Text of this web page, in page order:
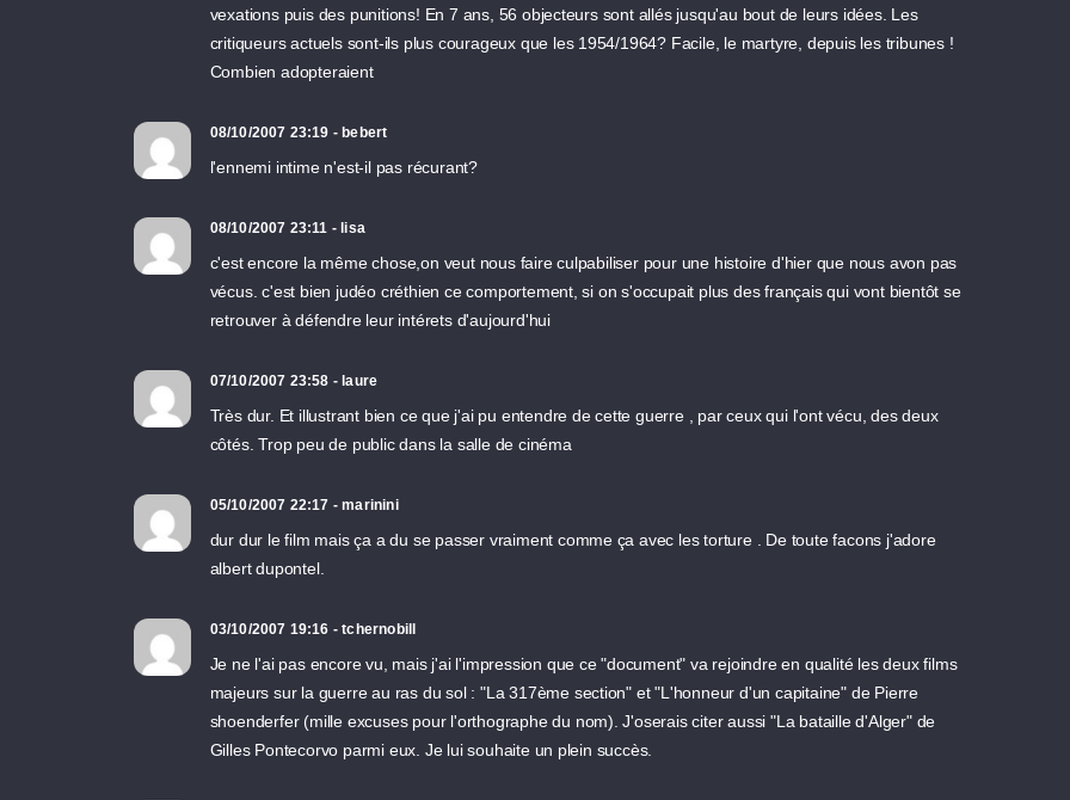
vexations puis des punitions! En 7 ans, 56 objecteurs sont allés jusqu'au bout de leurs idées. Les
critiqueurs actuels sont-ils plus courageux que les 1954/1964? Facile, le martyre, depuis les tribunes !
Combien adopteraient
08/10/2007 23:19 - bebert
l'ennemi intime n'est-il pas récurant?
08/10/2007 23:11 - lisa
c'est encore la même chose,on veut nous faire culpabiliser pour une histoire d'hier que nous avon pas
vécus. c'est bien judéo créthien ce comportement, si on s'occupait plus des français qui vont bientôt se
retrouver à défendre leur intérets d'aujourd'hui
07/10/2007 23:58 - laure
Très dur. Et illustrant bien ce que j'ai pu entendre de cette guerre , par ceux qui l'ont vécu, des deux
côtés. Trop peu de public dans la salle de cinéma
05/10/2007 22:17 - marinini
dur dur le film mais ça a du se passer vraiment comme ça avec les torture . De toute facons j'adore
albert dupontel.
03/10/2007 19:16 - tchernobill
Je ne l'ai pas encore vu, mais j'ai l'impression que ce "document" va rejoindre en qualité les deux films
majeurs sur la guerre au ras du sol : "La 317ème section" et "L'honneur d'un capitaine" de Pierre
shoenderfer (mille excuses pour l'orthographe du nom). J'oserais citer aussi "La bataille d'Alger" de
Gilles Pontecorvo parmi eux. Je lui souhaite un plein succès.